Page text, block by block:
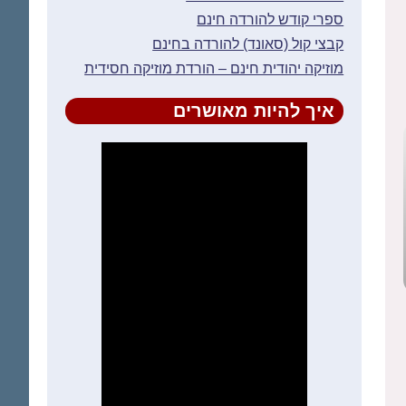
ספרי קודש להורדה חינם
קבצי קול (סאונד) להורדה בחינם
מוזיקה יהודית חינם – הורדת מוזיקה חסידית
איך להיות מאושרים